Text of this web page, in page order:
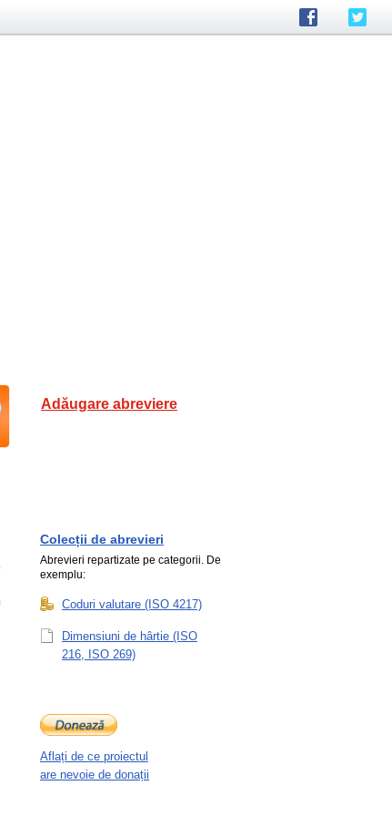
Adăugare abreviere
Colecții de abrevieri
Abrevieri repartizate pe categorii. De
exemplu:
Coduri valutare (ISO 4217)
Dimensiuni de hârtie (ISO
216, ISO 269)
Aflați de ce proiectul
are nevoie de donații